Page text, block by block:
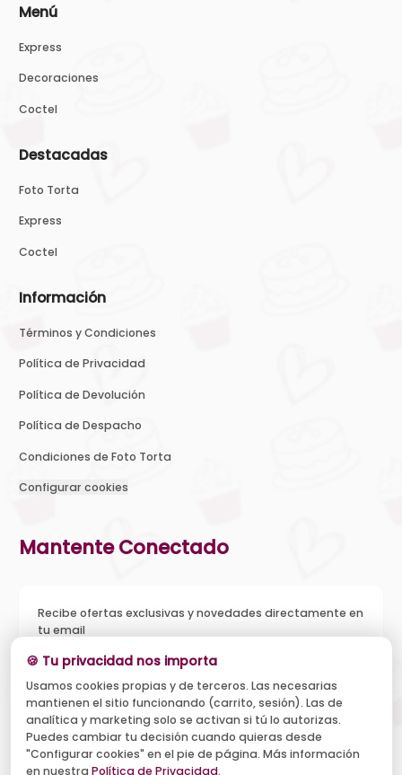
Menú
Express
Decoraciones
Coctel
Destacadas
Foto Torta
Express
Coctel
Información
Términos y Condiciones
Política de Privacidad
Política de Devolución
Política de Despacho
Condiciones de Foto Torta
Configurar cookies
Mantente Conectado
Recibe ofertas exclusivas y novedades directamente en
tu email
Acepto recibir novedades y ofertas, y el tratamiento de mi
email según la Política de Privacidad . Puedo darme de baja
cuando quiera.
Suscribirse
🍪 Tu privacidad nos importa
Usamos cookies propias y de terceros. Las necesarias
mantienen el sitio funcionando (carrito, sesión). Las de
analítica y marketing solo se activan si tú lo autorizas.
Puedes cambiar tu decisión cuando quieras desde
"Configurar cookies" en el pie de página. Más información
en nuestra Política de Privacidad.